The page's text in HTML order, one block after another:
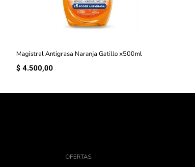
Magistral Antigrasa Naranja Gatillo x500ml
$ 4.500,00
OFERTAS